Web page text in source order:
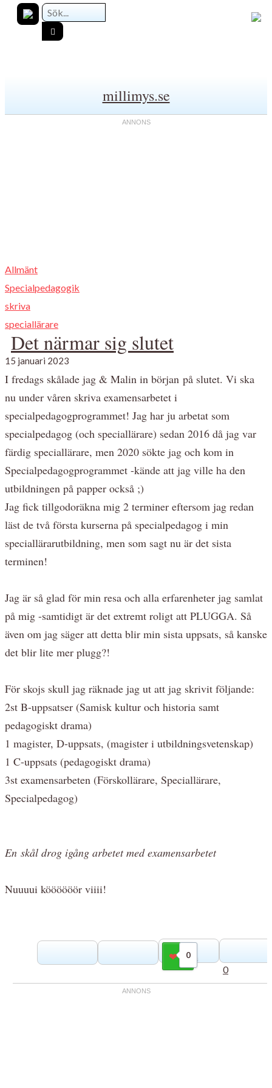
millimys.se
Allmänt
Specialpedagogik
skriva
speciallärare
Det närmar sig slutet
15 januari 2023
I fredags skålade jag & Malin in början på slutet. Vi ska
nu under våren skriva examensarbetet i
specialpedagogprogrammet! Jag har ju arbetat som
specialpedagog (och speciallärare) sedan 2016 då jag var
färdig speciallärare, men 2020 sökte jag och kom in
Specialpedagogprogrammet -kände att jag ville ha den
utbildningen på papper också ;)
Jag fick tillgodoräkna mig 2 terminer eftersom jag redan
läst de två första kurserna på specialpedagog i min
speciallärarutbildning, men som sagt nu är det sista
terminen!
Jag är så glad för min resa och alla erfarenheter jag samlat
på mig -samtidigt är det extremt roligt att PLUGGA. Så
även om jag säger att detta blir min sista uppsats, så kanske
det blir lite mer plugg?!
För skojs skull jag räknade jag ut att jag skrivit följande:
2st B-uppsatser (Samisk kultur och historia samt
pedagogiskt drama)
1 magister, D-uppsats, (magister i utbildningsvetenskap)
1 C-uppsats (pedagogiskt drama)
3st examensarbeten (Förskollärare, Speciallärare,
Specialpedagog)
En skål drog igång arbetet med examensarbetet
Nuuuui köööööör viiii!
0
Gilla
0